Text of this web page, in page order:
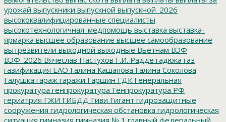
урожай выпускники выпускной выпускной_2026
высококвалифицированные специалисты
высокотехнологичная_медпомощь выставка выставка-
ярмарка высшее образование высшее самообразование
вытрезвители выходной выходные Вьетнам ВЭФ
ВЭФ_2026 Вячеслав Пастухов Г.И. Радде гадюка газ
газификация ЕАО Галина Кашапова Галина Соколова
Галушка гараж гаражи Гаршин ГДК Генеральная
прокуратура генпрокуратура Генпрокуратура РФ
гериатрия ГЖИ ГИБДД Гиви Гигант гидрозащитные
сооружения гидрологическая обстановка гидрологическая
ситуация гимназия гимназия № 1 главный федеральный